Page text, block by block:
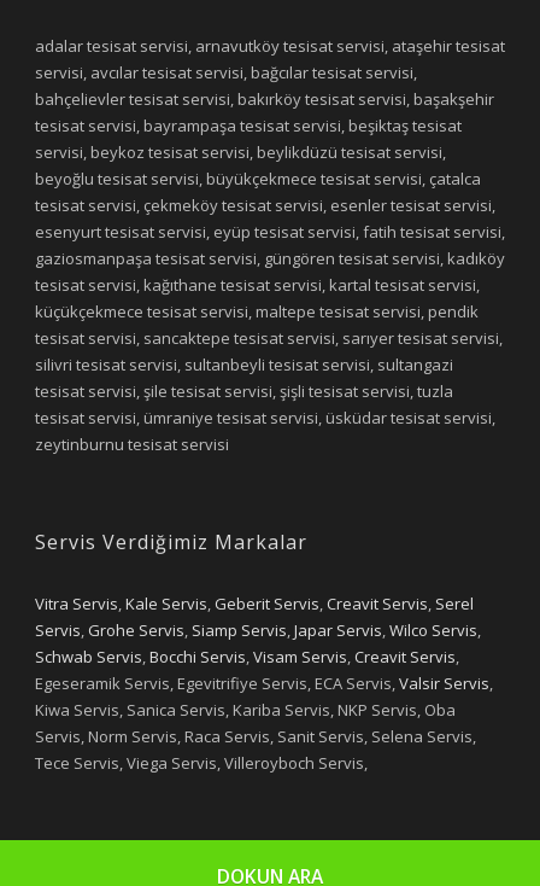
adalar tesisat servisi, arnavutköy tesisat servisi, ataşehir tesisat
servisi, avcılar tesisat servisi, bağcılar tesisat servisi,
bahçelievler tesisat servisi, bakırköy tesisat servisi, başakşehir
tesisat servisi, bayrampaşa tesisat servisi, beşiktaş tesisat
servisi, beykoz tesisat servisi, beylikdüzü tesisat servisi,
beyoğlu tesisat servisi, büyükçekmece tesisat servisi, çatalca
tesisat servisi, çekmeköy tesisat servisi, esenler tesisat servisi,
esenyurt tesisat servisi, eyüp tesisat servisi, fatih tesisat servisi,
gaziosmanpaşa tesisat servisi, güngören tesisat servisi, kadıköy
tesisat servisi, kağıthane tesisat servisi, kartal tesisat servisi,
küçükçekmece tesisat servisi, maltepe tesisat servisi, pendik
tesisat servisi, sancaktepe tesisat servisi, sarıyer tesisat servisi,
silivri tesisat servisi, sultanbeyli tesisat servisi, sultangazi
tesisat servisi, şile tesisat servisi, şişli tesisat servisi, tuzla
tesisat servisi, ümraniye tesisat servisi, üsküdar tesisat servisi,
zeytinburnu tesisat servisi
Servis Verdiğimiz Markalar
Vitra Servis,Kale Servis, Geberit Servis,Creavit Servis, Serel
Servis, Grohe Servis, Siamp Servis,Japar Servis,Wilco Servis,
Schwab Servis,Bocchi Servis,Visam Servis,Creavit Servis,
Egeseramik Servis, Egevitrifiye Servis, ECA Servis,Valsir Servis,
Kiwa Servis, Sanica Servis, Kariba Servis, NKP Servis, Oba
Servis, Norm Servis, Raca Servis, Sanit Servis, Selena Servis,
Tece Servis, Viega Servis, Villeroyboch Servis,
Copyright 2019 - Yıldızlar TesisatDOKUN ARA